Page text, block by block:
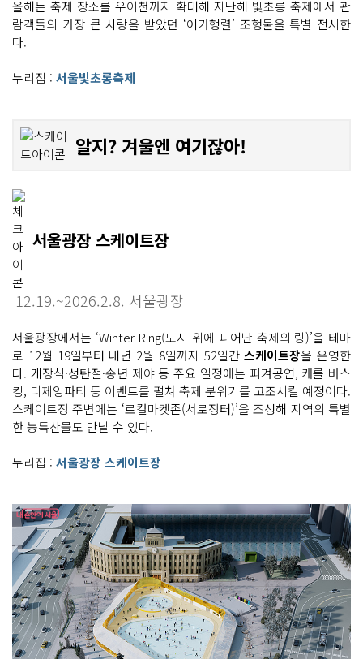
올해는 축제 장소를 우이천까지 확대해 지난해 빛초롱 축제에서 관
람객들의 가장 큰 사랑을 받았던 ‘어가행렬’ 조형물을 특별 전시한
다.
누리집 : 서울빛초롱축제
알지? 겨울엔 여기잖아!
서울광장 스케이트장
12.19.~2026.2.8. 서울광장
서울광장에서는 ‘Winter Ring(도시 위에 피어난 축제의 링)’을 테마
로 12월 19일부터 내년 2월 8일까지 52일간스케이트장을 운영한
다. 개장식·성탄절·송년 제야 등 주요 일정에는 피겨공연, 캐롤 버스
킹, 디제잉파티 등 이벤트를 펼쳐 축제 분위기를 고조시킬 예정이다.
스케이트장 주변에는 ‘로컬마켓존(서로장터)’을 조성해 지역의 특별
한 농특산물도 만날 수 있다.
누리집 : 서울광장 스케이트장